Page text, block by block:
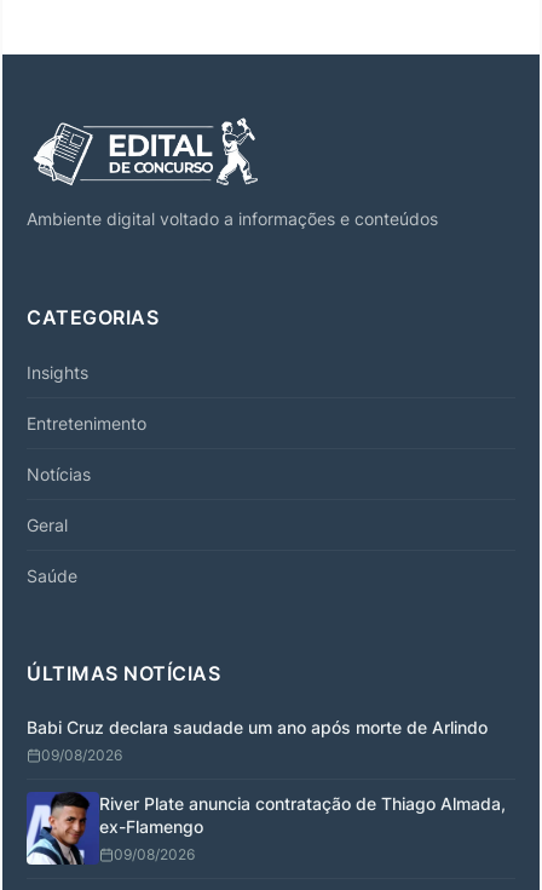
Ambiente digital voltado a informações e conteúdos
CATEGORIAS
Insights
Entretenimento
Notícias
Geral
Saúde
ÚLTIMAS NOTÍCIAS
Babi Cruz declara saudade um ano após morte de Arlindo
09/08/2026
River Plate anuncia contratação de Thiago Almada,
ex-Flamengo
09/08/2026